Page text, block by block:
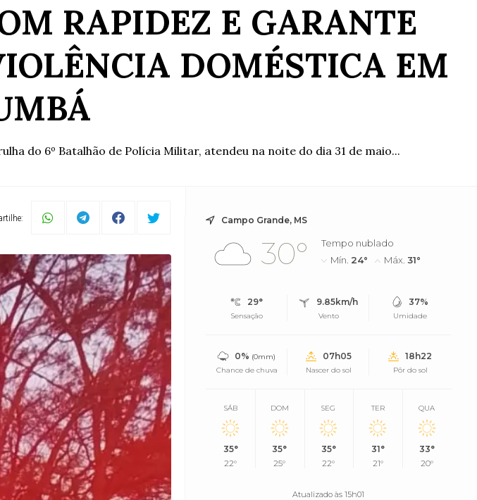
RAPIDEZ E GARANTE
DOMÉSTICA EM
do 6º Batalhão de Polícia Militar, atendeu na noite do dia 31 de maio...
Campo Grande, MS
30°
Tempo nublado
Mín. 24° Máx.31°
29°
Sensação
9.85km/h
Vento
37%
Umidade
0% (0mm)
Chance de chuva
07h05
Nascer do sol
18h22
Pôr do sol
SÁB
35°
22°
DOM
35°
25°
SEG
35°
22°
TER
31°
21°
QUA
33°
20°
Atualizado às 15h01